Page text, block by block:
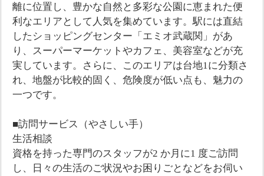
離に位置し、豊かな自然と多彩な公園に恵まれた便
利なエリアとして人気を集めています。駅には直結
したショッピングセンター「エミオ武蔵関」があ
り、スーパーマーケットやカフェ、美容室などが充
実しています。さらに、このエリアは台地1に分類さ
れ、地盤が比較的固く、危険度が低い点も、魅力の
一つです。
■訪問サービス（やさしい手）
生活相談
資格を持った専門のスタッフが2 か月に1 度ご訪問
し、日々の生活のご状況やお困りごとなどをお伺い